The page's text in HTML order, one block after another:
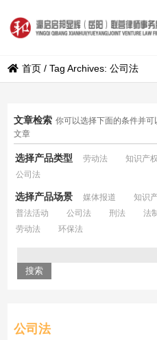
首页 /Tag Archives: 公司法
文章检索 你可以选择下面的条件并
文章
选择产品类型 劳动法 知识产权
公司法
选择产品场景 媒体报道 知识
普法活动
公司法 刑法 法
劳动法
环保法
公司法